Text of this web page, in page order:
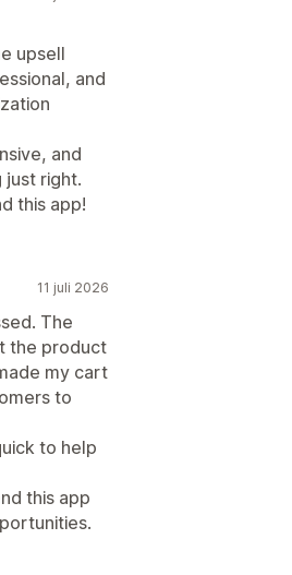
upsell
and
and
right.
this app!
11 juli 2026
The
the product
my cart
to
to help
this app